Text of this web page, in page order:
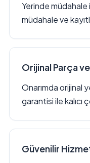
Yerinde müdahale
müdahale ve
Orijinal Parça
Onarımda orijinal
garantisi ile kalıcı
Güvenilir